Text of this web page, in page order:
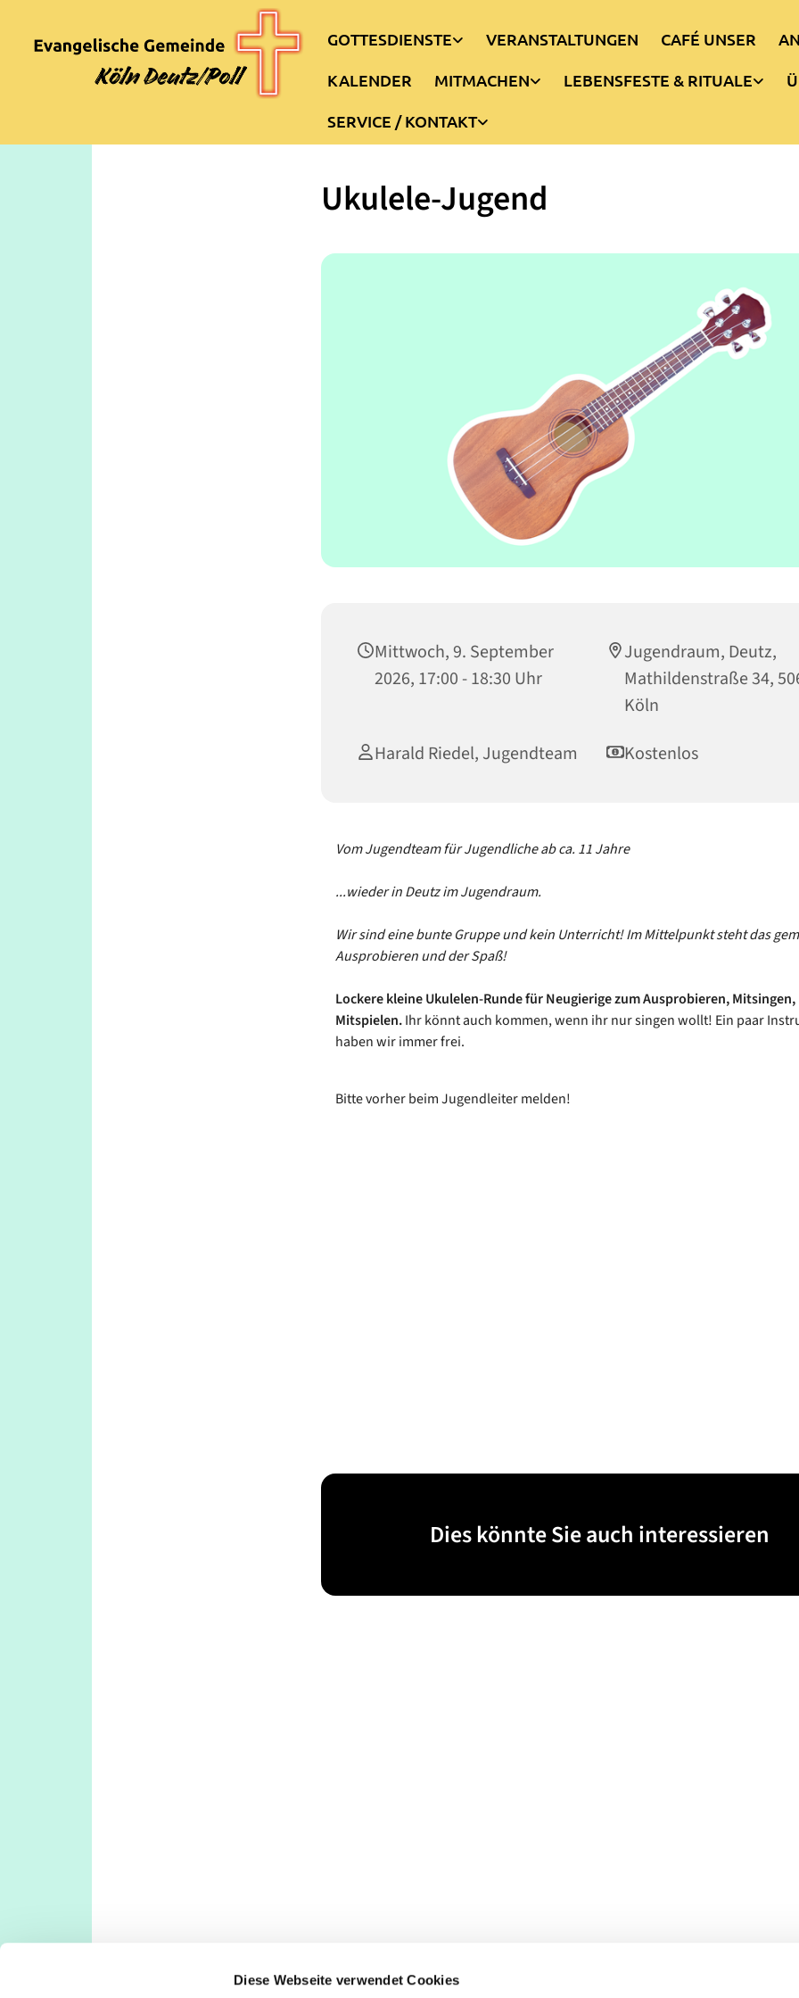
Diese Webseite verwendet Cookies
GOTTESDIENSTE VERANSTALTUNGEN CAFÉ UNSER
KALENDER
MITMACHEN LEBENSFESTE & RITUALE
SERVICE / KONTAKT
Ukulele-Jugend
Mittwoch, 9. September
2026, 17:00 - 18:30 Uhr
Jugendraum, Deutz,
Mathildenstraße 34,
Köln
Harald Riedel, Jugendteam
Kostenlos
Vom Jugendteam für Jugendliche ab ca. 11 Jahre
...wieder in Deutz im Jugendraum.
Wir sind eine bunte Gruppe und kein Unterricht! Im Mittelpunkt steht das
Ausprobieren und der Spaß!
Lockere kleine Ukulelen-Runde für Neugierige zum Ausprobieren, Mitsingen,
Mitspielen.Ihr könnt auch kommen, wenn ihr nur singen wollt! Ein paar
haben wir immer frei.
Bitte vorher beim Jugendleiter melden!
Dies könnte Sie auch interessieren